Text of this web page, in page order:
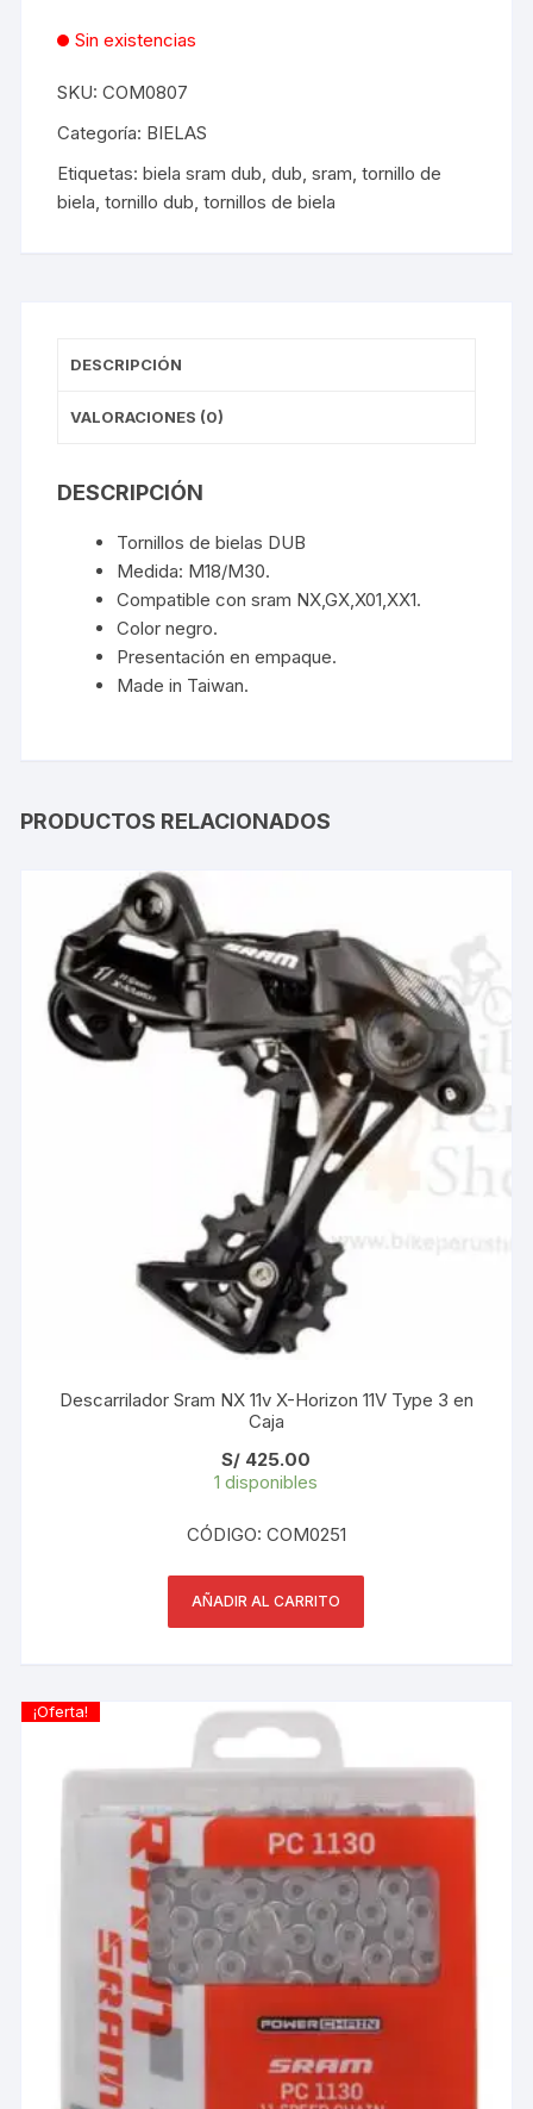
Sin existencias
SKU:COM0807
Categoría: BIELAS
Etiquetas:biela sram dub ,dub ,sram ,tornillo de
biela ,tornillo dub ,tornillos de biela
DESCRIPCIÓN
VALORACIONES (0)
DESCRIPCIÓN
Tornillos de bielas DUB
Medida: M18/M30.
Compatible con sram NX,GX,X01,XX1.
Color negro.
Presentación en empaque.
Made in Taiwan.
PRODUCTOS RELACIONADOS
Descarrilador Sram NX 11v X-Horizon 11V Type 3 en
Caja
S/ 425.00
1 disponibles
CÓDIGO: COM0251
AÑADIR AL CARRITO
¡Oferta!